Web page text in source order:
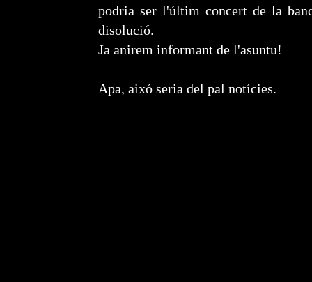
podria ser l'últim concert de la
disolució.
Ja anirem informant de l'asuntu!
Apa, aixó seria del pal notícies.